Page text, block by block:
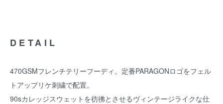
DETAIL
470GSMフレンチテリーフーディ。定番PARAGONロゴをフェル
トアップリケ刺繍で配置。
90sカレッジスウェットを彷彿とさせるヴィンテージライクな仕